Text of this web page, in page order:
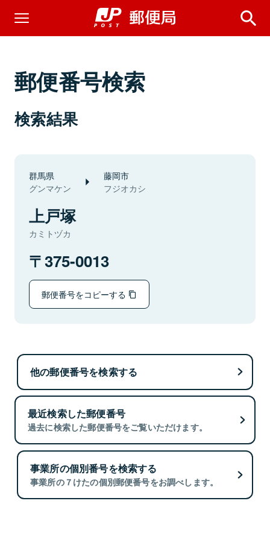
郵便番号検索
検索結果
群馬県
グンマケン
藤岡市
フジオカシ
上戸塚
カミトヅカ
375-0013
郵便番号をコピーする
他の郵便番号を検索する
最近検索した郵便番号
過去に検索した郵便番号をご覧いただけます。
事業所の個別番号を検索する
事業所の７けたの個別郵便番号をお調べします。